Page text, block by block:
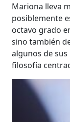
Mariona lleva
posiblemente
octavo grado
sino también
algunos de
filosofía